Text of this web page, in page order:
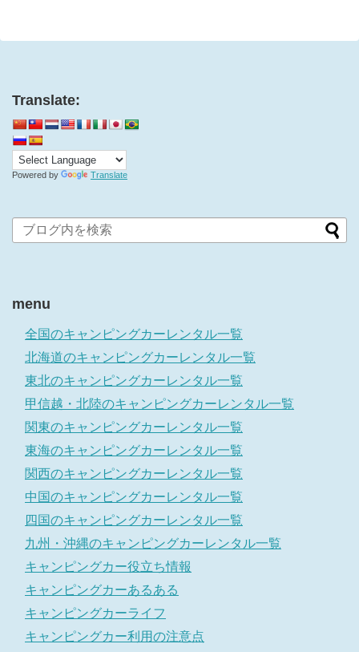
有
ィ
ン
ウ
で
開
き
ま
す
ク
く
だ
い
し
い
ウ
ィ
で
開
き
Translate:
Powered by Translate
menu
全国のキャンピングカーレンタル一覧
北海道のキャンピングカーレンタル一覧
東北のキャンピングカーレンタル一覧
甲信越・北陸のキャンピングカーレンタル一覧
関東のキャンピングカーレンタル一覧
東海のキャンピングカーレンタル一覧
関西のキャンピングカーレンタル一覧
中国のキャンピングカーレンタル一覧
四国のキャンピングカーレンタル一覧
九州・沖縄のキャンピングカーレンタル一覧
キャンピングカー役立ち情報
キャンピングカーあるある
キャンピングカーライフ
キャンピングカー利用の注意点